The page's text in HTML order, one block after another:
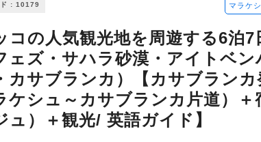
ド : 10179 マラケシ
コの人気観光地を周遊する6泊7
ェズ・サハラ砂漠・アイトベ
カサブランカ）【カサブラン
ケシュ～カサブランカ片道）
ュ）＋観光/ 英語ガイド】